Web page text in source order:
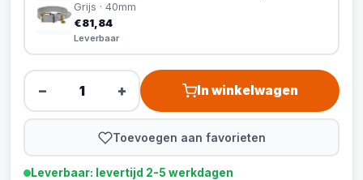
Grijs · 40mm
€81,84
Leverbaar
− + In winkelwagen
Toevoegen aan favorieten
Leverbaar: levertijd 2-5 werkdagen